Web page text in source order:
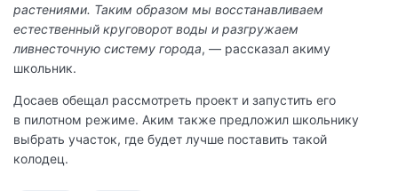
растениями. Таким образом мы восстанавливаем
естественный круговорот воды и разгружаем
ливнесточную систему города, — рассказал акиму
школьник.
Досаев обещал рассмотреть проект и запустить его
в пилотном режиме. Аким также предложил школьнику
выбрать участок, где будет лучше поставить такой
колодец.